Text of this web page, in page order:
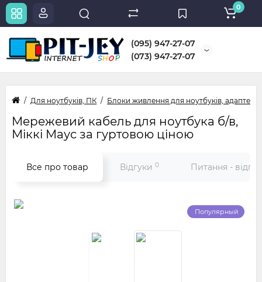
(095) 947-27-07
(073) 947-27-07
0
Для ноутбуків, ПК Блоки живлення для ноутбуків, адаптери
Мережевий кабель для ноутбука б/в,
Міккі Маус за гуртовою ціною
Все про товар Відгуки 0 Питання -
Популярный